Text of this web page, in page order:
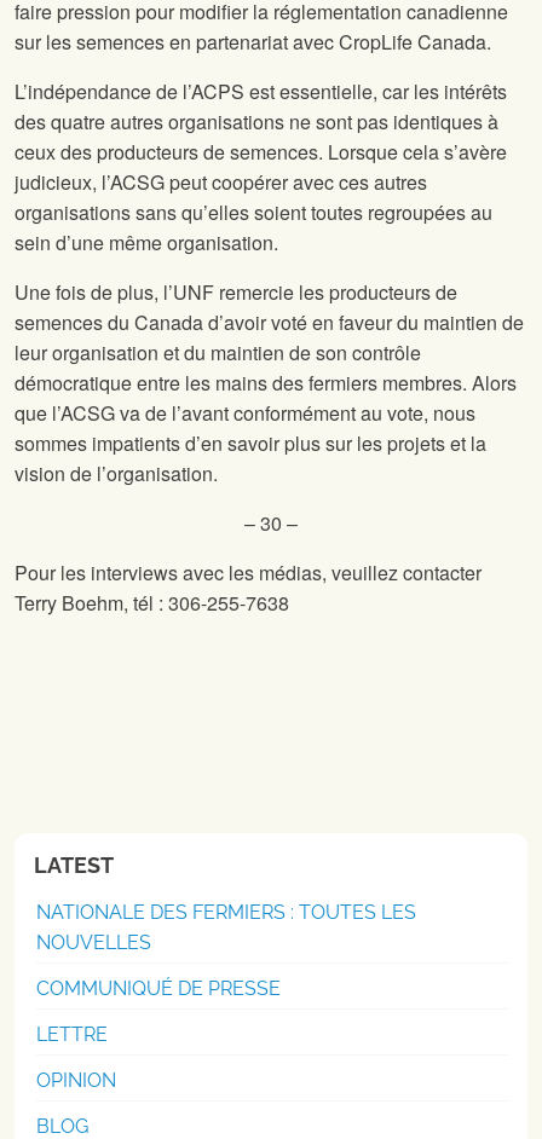
faire pression pour modifier la réglementation canadienne
sur les semences en partenariat avec CropLife Canada.
L’indépendance de l’ACPS est essentielle, car les intérêts
des quatre autres organisations ne sont pas identiques à
ceux des producteurs de semences. Lorsque cela s’avère
judicieux, l’ACSG peut coopérer avec ces autres
organisations sans qu’elles soient toutes regroupées au
sein d’une même organisation.
Une fois de plus, l’UNF remercie les producteurs de
semences du Canada d’avoir voté en faveur du maintien de
leur organisation et du maintien de son contrôle
démocratique entre les mains des fermiers membres. Alors
que l’ACSG va de l’avant conformément au vote, nous
sommes impatients d’en savoir plus sur les projets et la
vision de l’organisation.
– 30 –
Pour les interviews avec les médias, veuillez contacter
Terry Boehm, tél : 306-255-7638
LATEST
NATIONALE DES FERMIERS : TOUTES LES
NOUVELLES
COMMUNIQUÉ DE PRESSE
LETTRE
OPINION
BLOG